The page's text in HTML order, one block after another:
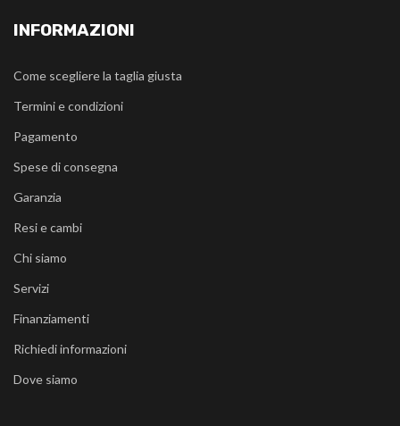
INFORMAZIONI
Come scegliere la taglia giusta
Termini e condizioni
Pagamento
Spese di consegna
Garanzia
Resi e cambi
Chi siamo
Servizi
Finanziamenti
Richiedi informazioni
Dove siamo